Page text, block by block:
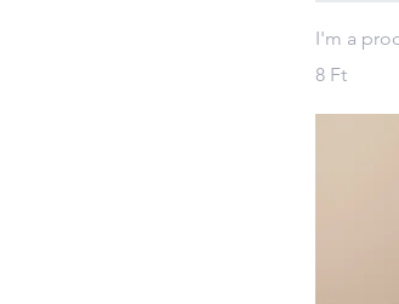
I'm a
Ár
8 Ft